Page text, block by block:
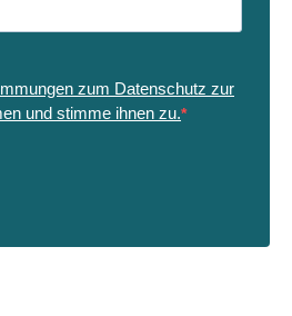
zum Datenschutz zur
und stimme ihnen zu.